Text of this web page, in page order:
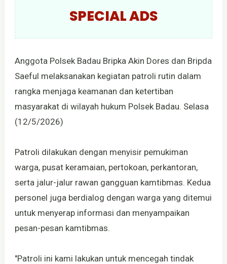
SPECIAL ADS
Anggota Polsek Badau Bripka Akin Dores dan Bripda
Saeful melaksanakan kegiatan patroli rutin dalam
rangka menjaga keamanan dan ketertiban
masyarakat di wilayah hukum Polsek Badau. Selasa
(12/5/2026)
Patroli dilakukan dengan menyisir pemukiman
warga, pusat keramaian, pertokoan, perkantoran,
serta jalur-jalur rawan gangguan kamtibmas. Kedua
personel juga berdialog dengan warga yang ditemui
untuk menyerap informasi dan menyampaikan
pesan-pesan kamtibmas.
"Patroli ini kami lakukan untuk mencegah tindak